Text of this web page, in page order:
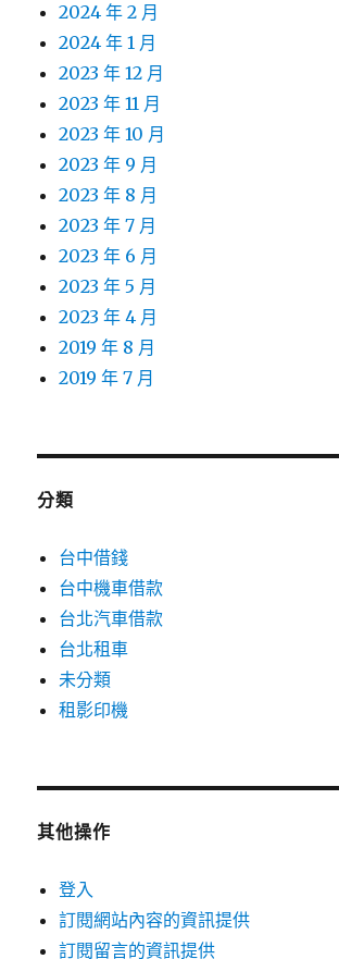
2024 年 2 月
2024 年 1 月
2023 年 12 月
2023 年 11 月
2023 年 10 月
2023 年 9 月
2023 年 8 月
2023 年 7 月
2023 年 6 月
2023 年 5 月
2023 年 4 月
2019 年 8 月
2019 年 7 月
分類
台中借錢
台中機車借款
台北汽車借款
台北租車
未分類
租影印機
其他操作
登入
訂閱網站內容的資訊提供
訂閱留言的資訊提供